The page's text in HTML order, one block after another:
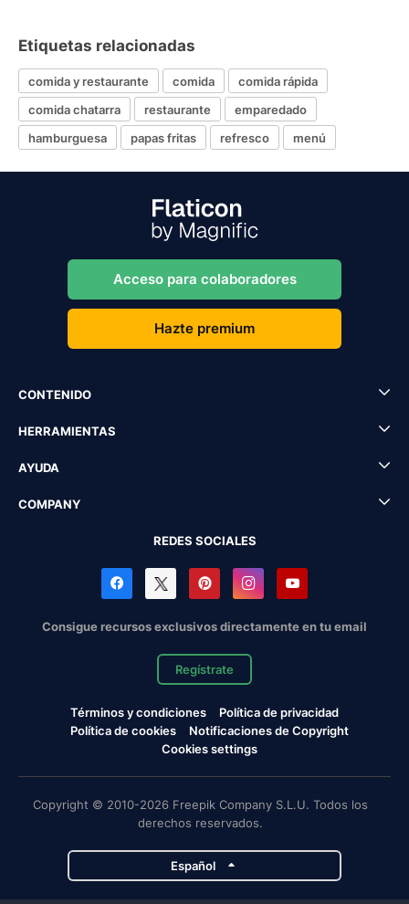
Etiquetas relacionadas
comida y restaurante comida
comida rápida
comida chatarra
restaurante
emparedado
hamburguesa
papas fritas refresco menú
Acceso para colaboradores
Hazte premium
CONTENIDO
HERRAMIENTAS
AYUDA
COMPANY
REDES SOCIALES
Consigue recursos exclusivos directamente en tu email
Regístrate
Términos y condiciones
Política de privacidad
Política de cookies
Notificaciones de Copyright
Cookies settings
Copyright © 2010-2026 Freepik Company S.L.U. Todos los
derechos reservados.
Español